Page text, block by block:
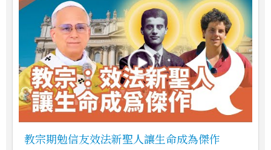
教宗期勉信友效法新聖人讓生命成為傑作